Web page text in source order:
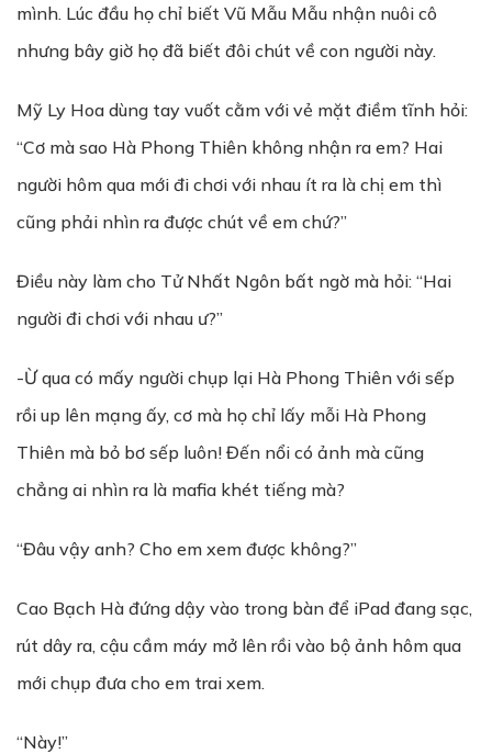
mình. Lúc đầu họ chỉ biết Vũ Mẫu Mẫu nhận nuôi cô
nhưng bây giờ họ đã biết đôi chút về con người này.
Mỹ Ly Hoa dùng tay vuốt cằm với vẻ mặt điềm tĩnh hỏi:
“Cơ mà sao Hà Phong Thiên không nhận ra em? Hai
người hôm qua mới đi chơi với nhau ít ra là chị em thì
cũng phải nhìn ra được chút về em chứ?”
Điều này làm cho Tử Nhất Ngôn bất ngờ mà hỏi: “Hai
người đi chơi với nhau ư?”
-Ừ qua có mấy người chụp lại Hà Phong Thiên với sếp
rồi up lên mạng ấy, cơ mà họ chỉ lấy mỗi Hà Phong
Thiên mà bỏ bơ sếp luôn! Đến nổi có ảnh mà cũng
chẳng ai nhìn ra là mafia khét tiếng mà?
“Đâu vậy anh? Cho em xem được không?”
Cao Bạch Hà đứng dậy vào trong bàn để iPad đang sạc,
rút dây ra, cậu cầm máy mở lên rồi vào bộ ảnh hôm qua
mới chụp đưa cho em trai xem.
“Này!”